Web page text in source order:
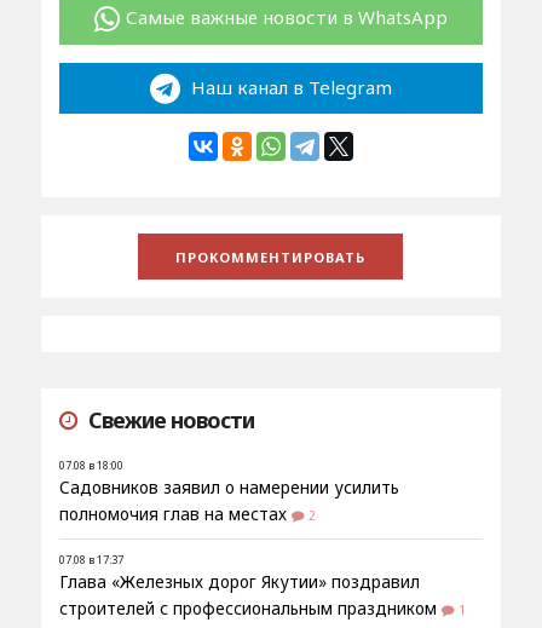
Самые важные новости в WhatsApp
Наш канал в Telegram
Свежие новости
07.08 в 18:00
Садовников заявил о намерении усилить
полномочия глав на местах
2
07.08 в 17:37
Глава «Железных дорог Якутии» поздравил
строителей с профессиональным праздником
1